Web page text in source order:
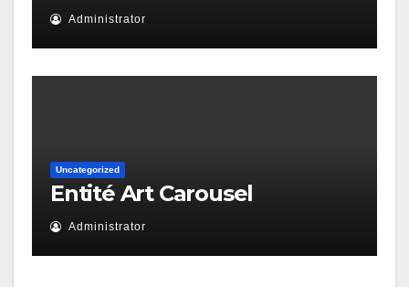
Administrator
Uncategorized
Entité Art Carousel
Administrator